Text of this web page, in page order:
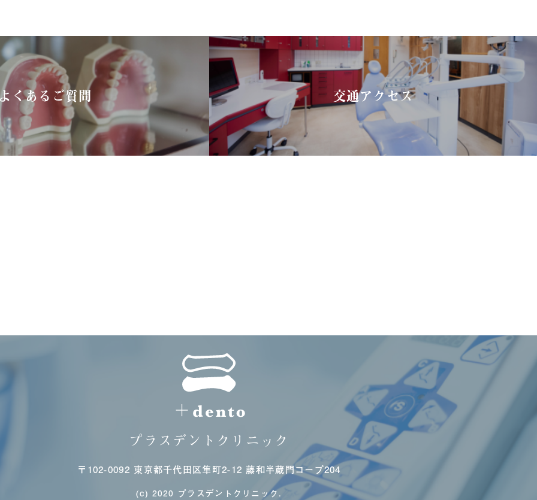
くあるご質問 交通アクセス
プラスデントクリニック
〒102-0092 東京都千代田区隼町2-12 藤和半蔵門コープ204
(c) 2020 プラスデントクリニック.